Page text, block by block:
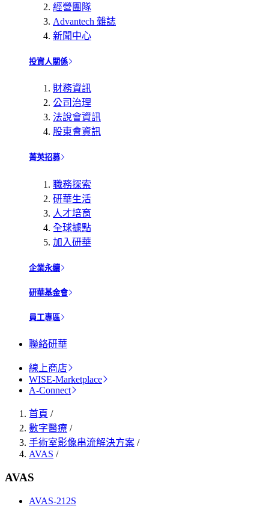
經營團隊
Advantech 雜誌
新聞中心
投資人關係
財務資訊
公司治理
法說會資訊
股東會資訊
菁英招募
職務探索
研華生活
人才培育
全球據點
加入研華
企業永續
研華基金會
員工專區
聯絡研華
線上商店
WISE-Marketplace
A-Connect
首頁 /
數字醫療 /
手術室影像串流解決方案 /
AVAS /
AVAS
AVAS-212S